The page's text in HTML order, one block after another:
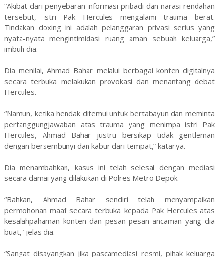
“Akibat dari penyebaran informasi pribadi dan narasi rendahan
tersebut, istri Pak Hercules mengalami trauma berat.
Tindakan doxing ini adalah pelanggaran privasi serius yang
nyata-nyata mengintimidasi ruang aman sebuah keluarga,”
imbuh dia.
Dia menilai, Ahmad Bahar melalui berbagai konten digitalnya
secara terbuka melakukan provokasi dan menantang debat
Hercules.
“Namun, ketika hendak ditemui untuk bertabayun dan meminta
pertanggungjawaban atas trauma yang menimpa istri Pak
Hercules, Ahmad Bahar justru bersikap tidak gentleman
dengan bersembunyi dan kabur dari tempat,” katanya.
Dia menambahkan, kasus ini telah selesai dengan mediasi
secara damai yang dilakukan di Polres Metro Depok.
“Bahkan, Ahmad Bahar sendiri telah menyampaikan
permohonan maaf secara terbuka kepada Pak Hercules atas
kesalahpahaman konten dan pesan-pesan ancaman yang dia
buat,” jelas dia.
“Sangat disayangkan jika pascamediasi resmi, pihak keluarga